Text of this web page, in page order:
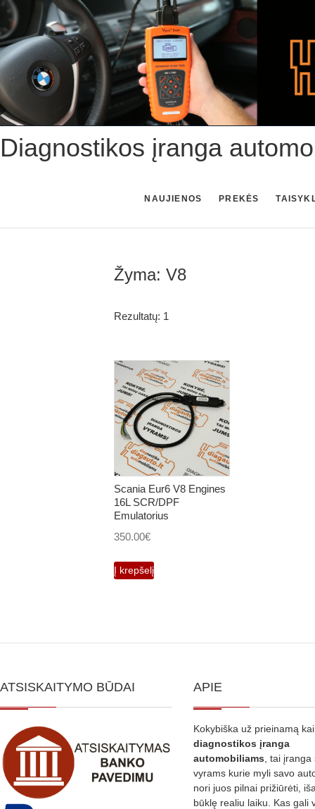
Skip
to
content
Diagnostikos įranga
NAUJIENOS PREKĖS
Žyma: V8
Rezultatų: 1
Scania Eur6 V8 Engines
16L SCR/DPF
Emulatorius
350.00€
Į krepšelį
ATSISKAITYMO BŪDAI APIE
Kokybiška už prieinamą
diagnostikos įranga
automobiliams , tai
vyrams kurie myli savo
nori juos pilnai prižiūrėti,
būklę realiu laiku. Kas gali